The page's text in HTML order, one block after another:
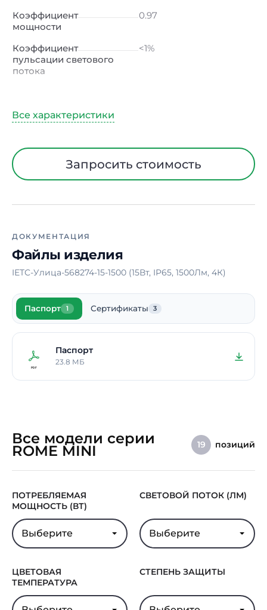
Коэффициент
мощности
0.97
Коэффициент
пульсации светового
потока
<1%
Климатическое
Диапазон рабочих
температур
Длина
100 мм
Высота
1500 мм
Страна производства
Россия
Срок службы
Гарантия
Запросить стоимость
ДОКУМЕНТАЦИЯ
Файлы изделия
IETC-Улица-568274-15-1500 (15Вт, IP65, 1500Лм, 4К)
Паспорт 1 Сертификаты 3
Паспорт
23.8 МБ
Все модели серии
ROME MINI 19 позиций
ПОТРЕБЛЯЕМАЯ
МОЩНОСТЬ (ВТ)
Выберите
СВЕТОВОЙ ПОТОК (ЛМ)
Выберите
ЦВЕТОВАЯ
ТЕМПЕРАТУРА
СТЕПЕНЬ ЗАЩИТЫ